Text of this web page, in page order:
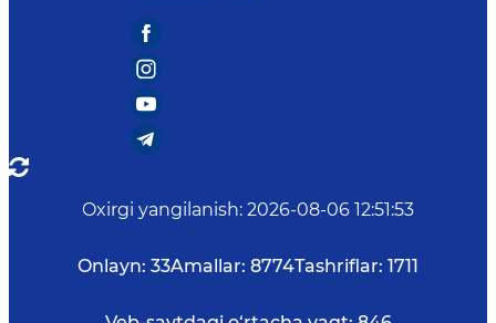
Oxirgi yangilanish: 2026-08-06 12:51:53
Onlayn: 33Amallar: 8774Tashriflar: 1711